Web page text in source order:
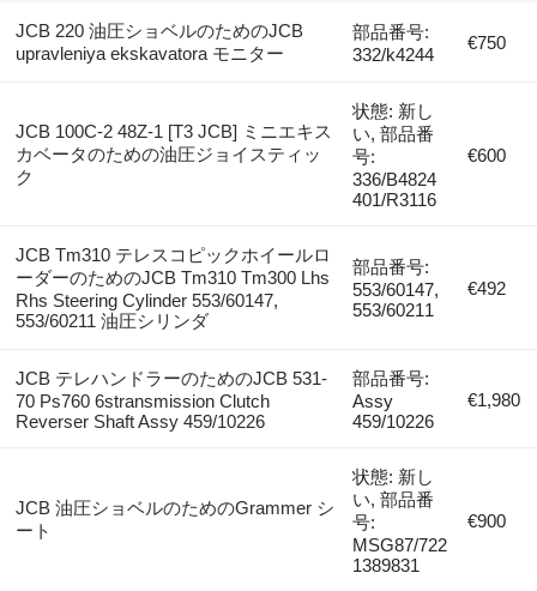
JCB 220 油圧ショベルのためのJCB
upravleniya ekskavatora モニター
部品番号:
332/k4244
€750
JCB 100C-2 48Z-1 [T3 JCB] ミニエキス
カベータのための油圧ジョイスティッ
ク
状態: 新し
い, 部品番
号:
336/B4824
401/R3116
€600
JCB Tm310 テレスコピックホイールロ
ーダーのためのJCB Tm310 Tm300 Lhs
Rhs Steering Cylinder 553/60147,
553/60211 油圧シリンダ
部品番号:
553/60147,
553/60211
€492
JCB テレハンドラーのためのJCB 531-
70 Ps760 6stransmission Clutch
Reverser Shaft Assy 459/10226
部品番号:
Assy
459/10226
€1,980
JCB 油圧ショベルのためのGrammer シ
ート
状態: 新し
い, 部品番
号:
MSG87/722
1389831
€900